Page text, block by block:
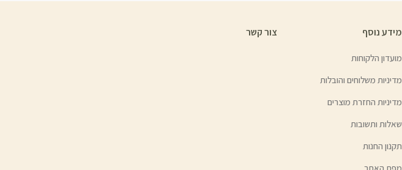
מידע נוסף
מועדון הלקוחות
מדיניות משלוחים והובלות
מדיניות החזרת מוצרים
שאלות ותשובות
תקנון החנות
צור קשר